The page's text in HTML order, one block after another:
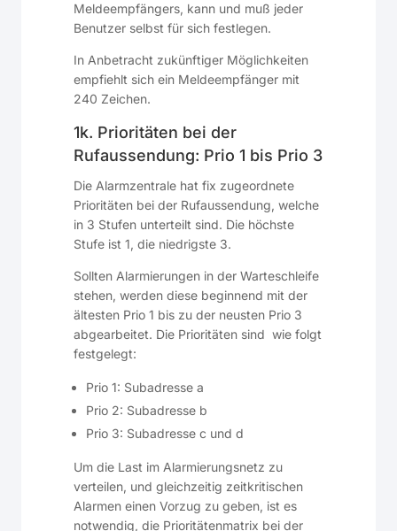
Meldeempfängers, kann und muß jeder
Benutzer selbst für sich festlegen.
In Anbetracht zukünftiger Möglichkeiten
empfiehlt sich ein Meldeempfänger mit
240 Zeichen.
1k. Prioritäten bei der
Rufaussendung: Prio 1 bis Prio 3
Die Alarmzentrale hat fix zugeordnete
Prioritäten bei der Rufaussendung, welche
in 3 Stufen unterteilt sind. Die höchste
Stufe ist 1, die niedrigste 3.
Sollten Alarmierungen in der Warteschleife
stehen, werden diese beginnend mit der
ältesten Prio 1 bis zu der neusten Prio 3
abgearbeitet. Die Prioritäten sind wie folgt
festgelegt:
Prio 1: Subadresse a
Prio 2: Subadresse b
Prio 3: Subadresse c und d
Um die Last im Alarmierungsnetz zu
verteilen, und gleichzeitig zeitkritischen
Alarmen einen Vorzug zu geben, ist es
notwendig, die Prioritätenmatrix bei der